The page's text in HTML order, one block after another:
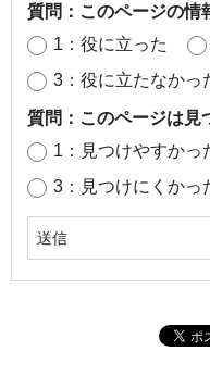
質問：このページの情
1：役に立った
3：役に立たなかっ
質問：このページは見
1：見つけやすかっ
3：見つけにくかっ